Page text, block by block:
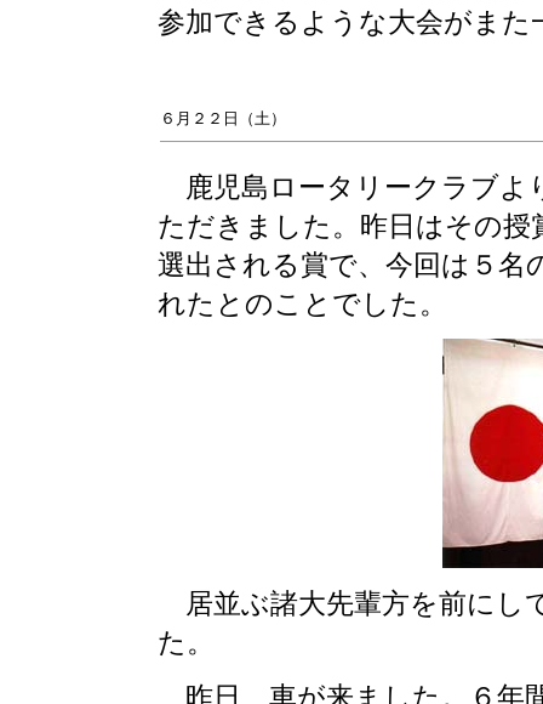
参加できるような大会がま
６月２２日（土）
鹿児島ロータリークラブよ
ただきました。昨日はその
選出される賞で、今回は５名
れたとのことでした。
居並ぶ諸大先輩方を前にし
た。
昨日、車が来ました。６年